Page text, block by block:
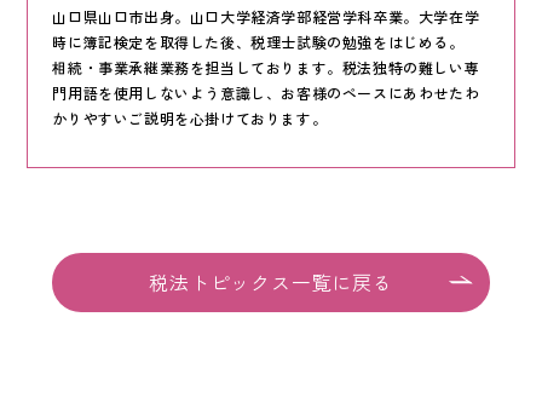
Keycrea KHM Tax & Accounting Co.,Ltd.
CASE
提案事例
TOPICS
COLUMN
コラム
山口県山口市出身。山口大学経済学部経営学科卒業。大学在学
時に簿記検定を取得した後、税理士試験の勉強をはじめる。
相続・事業承継業務を担当しております。税法独特の難しい専
門用語を使用しないよう意識し、お客様のペースにあわせたわ
かりやすいご説明を心掛けております。
税法トピックス一覧に戻る